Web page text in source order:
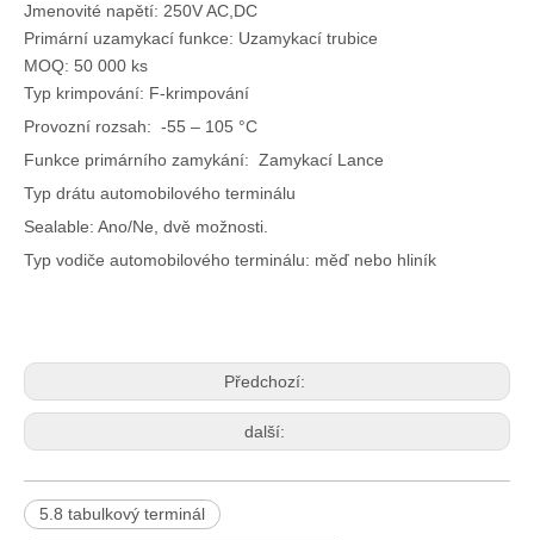
Jmenovité napětí: 250V AC,DC
Primární uzamykací funkce: Uzamykací trubice
MOQ: 50 000 ks
Typ krimpování: F-krimpování
Provozní rozsah: -55 – 105 °C
Funkce primárního zamykání: Zamykací Lance
Typ drátu automobilového terminálu
Sealable: Ano/Ne, dvě možnosti.
Typ vodiče automobilového terminálu: měď nebo hliník
Předchozí:
další:
5.8 tabulkový terminál